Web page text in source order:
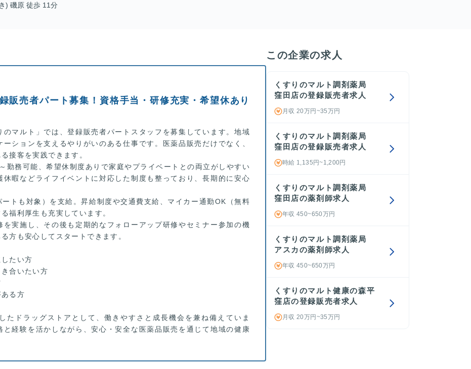
) 磯原 徒歩 11分
販売者パート募集！資格手当・研修充実・希望休あり
マルト」では、登録販売者パートスタッフを募集しています。地域
ションを支えるやりがいのある仕事です。医薬品販売だけでなく、
接客を実践できます。
勤務可能、希望休制度ありで家庭やプライベートとの両立がしやすい
暇などライフイベントに対応した制度も整っており、長期的に安心
トも対象）を支給。昇給制度や交通費支給、マイカー通勤OK（無料
福利厚生も充実しています。
実施し、その後も定期的なフォローアップ研修やセミナー参加の機
方も安心してスタートできます。
たい方
合いたい方
る方
たドラッグストアとして、働きやすさと成長機会を兼ね備えていま
経験を活かしながら、安心・安全な医薬品販売を通じて地域の健康
この企業の求人
くすりのマルト調剤薬局
窪田店の登録販売者求人
月収 20万円~35万円
くすりのマルト調剤薬局
窪田店の登録販売者求人
時給 1,135円~1,200円
くすりのマルト調剤薬局
窪田店の薬剤師求人
年収 450~650万円
くすりのマルト調剤薬局
アスカの薬剤師求人
年収 450~650万円
くすりのマルト健康の森平
窪店の登録販売者求人
月収 20万円~35万円